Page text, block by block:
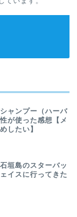
ャンプー（ハーバ
が使った感想【メ
したい】
垣島のスターバッ
イスに行ってきた